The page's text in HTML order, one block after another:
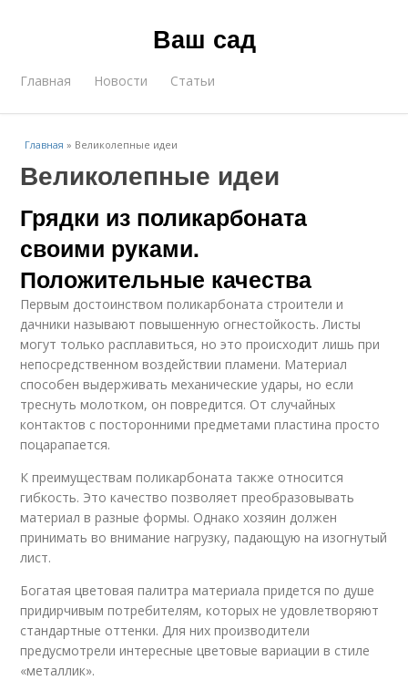
Ваш сад
Главная Новости Статьи
Главная » Великолепные идеи
Великолепные идеи
Грядки из поликарбоната
своими руками.
Положительные качества
Первым достоинством поликарбоната строители и
дачники называют повышенную огнестойкость. Листы
могут только расплавиться, но это происходит лишь при
непосредственном воздействии пламени. Материал
способен выдерживать механические удары, но если
треснуть молотком, он повредится. От случайных
контактов с посторонними предметами пластина просто
поцарапается.
К преимуществам поликарбоната также относится
гибкость. Это качество позволяет преобразовывать
материал в разные формы. Однако хозяин должен
принимать во внимание нагрузку, падающую на изогнутый
лист.
Богатая цветовая палитра материала придется по душе
придирчивым потребителям, которых не удовлетворяют
стандартные оттенки. Для них производители
предусмотрели интересные цветовые вариации в стиле
«металлик».